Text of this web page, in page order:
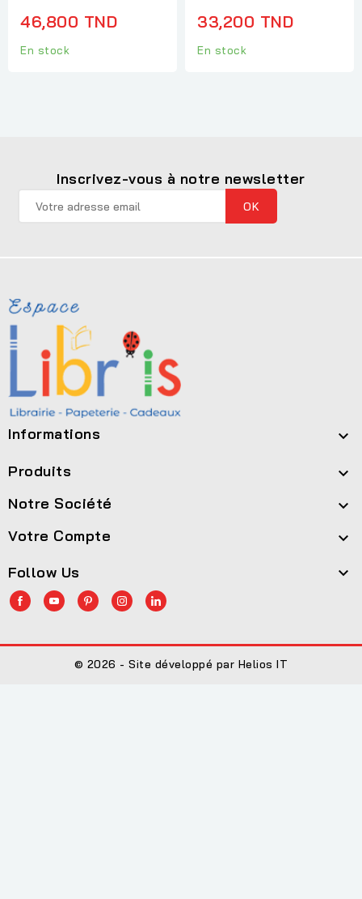
46,800 TND
En stock
33,200 TND
En stock
Inscrivez-vous à notre newsletter
Informations 
Produits 
Notre Société 
Votre Compte 
Follow Us 
© 2026 - Site développé par Helios IT